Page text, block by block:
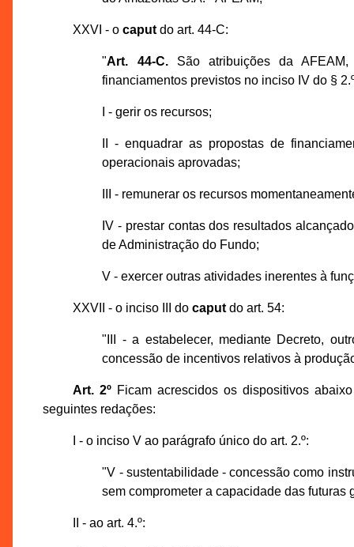
XXVI - o caputdo art. 44-C:
"Art. 44-C.São atribuições da
financiamentos previstos no inciso IV do §
I - gerir os recursos;
II - enquadrar as propostas de
operacionais aprovadas;
III - remunerar os recursos
IV - prestar contas dos resultados
de Administração do Fundo;
V - exercer outras atividades inerentes à
XXVII - o inciso III do caputdo art. 54:
"III - a estabelecer, mediante Decreto,
concessão de incentivos relativos à
Art. 2ºFicam acrescidos os dispositivos
seguintes redações:
I - o inciso V ao parágrafo único do art. 2.º:
"V - sustentabilidade - concessão como
sem comprometer a capacidade das
II - ao art. 4.º: